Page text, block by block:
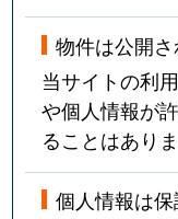
物件は公開
当サイトの利
や個人情報が
ることはありま
個人情報は